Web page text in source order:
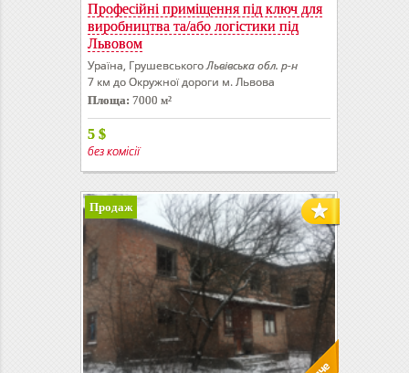
Професійні приміщення під ключ для
виробництва та/або логістики під
Львовом
Ураїна, ГрушевськогоЛьвівська обл. р-н
7 км до Окружної дороги м. Львова
Площа: 7000 м²
5 $
без комісії
Продаж